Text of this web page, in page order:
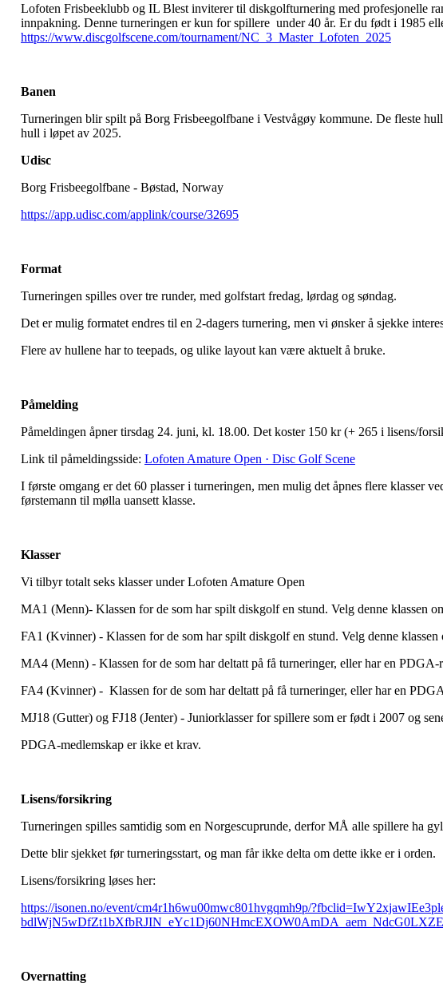
Lofoten Frisbeeklubb og IL Blest inviterer til diskgolfturnering med profesjonelle
innpakning. Denne turneringen er kun for spillere under 40 år. Er du født i 1985
https://www.discgolfscene.com/tournament/NC_3_Master_Lofoten_2025
Banen
Turneringen blir spilt på Borg Frisbeegolfbane i Vestvågøy kommune. De fleste
hull i løpet av 2025.
Udisc
Borg Frisbeegolfbane - Bøstad, Norway
https://app.udisc.com/applink/course/32695
Format
Turneringen spilles over tre runder, med golfstart fredag, lørdag og søndag.
Det er mulig formatet endres til en 2-dagers turnering, men vi ønsker å sjekke
Flere av hullene har to teepads, og ulike layout kan være aktuelt å bruke.
Påmelding
Påmeldingen åpner tirsdag 24. juni, kl. 18.00. Det koster 150 kr (+ 265 i lisens/
Link til påmeldingsside: Lofoten Amature Open · Disc Golf Scene
I første omgang er det 60 plasser i turneringen, men mulig det åpnes flere klasser
førstemann til mølla uansett klasse.
Klasser
Vi tilbyr totalt seks klasser under Lofoten Amature Open
MA1 (Menn)- Klassen for de som har spilt diskgolf en stund. Velg denne klassen
FA1 (Kvinner) - Klassen for de som har spilt diskgolf en stund. Velg denne
MA4 (Menn) - Klassen for de som har deltatt på få turneringer, eller har en PDGA-
FA4 (Kvinner) - Klassen for de som har deltatt på få turneringer, eller har en
MJ18 (Gutter) og FJ18 (Jenter) - Juniorklasser for spillere som er født i 2007 og
PDGA-medlemskap er ikke et krav.
Lisens/forsikring
Turneringen spilles samtidig som en Norgescuprunde, derfor MÅ alle spillere ha
Dette blir sjekket før turneringsstart, og man får ikke delta om dette ikke er i orden.
Lisens/forsikring løses her:
https://isonen.no/event/cm4r1h6wu00mwc801hvgqmh9p/
Overnatting